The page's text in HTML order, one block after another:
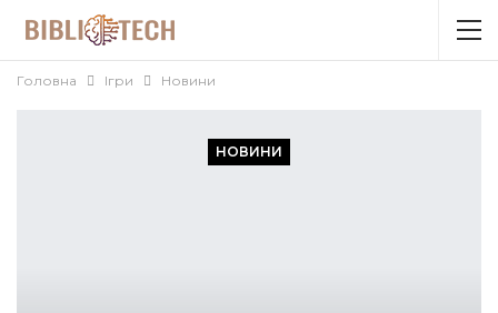
Головна Ігри Новини
НОВИНИ